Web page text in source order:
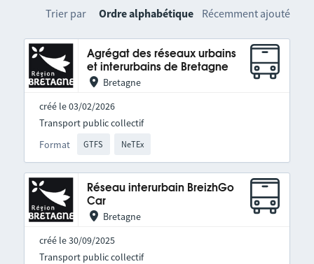
Trier par Ordre alphabétique Récemment ajouté
Agrégat des réseaux urbains
et interurbains de Bretagne
Bretagne
créé le 03/02/2026
Format GTFS NeTEx
Transport public collectif
Réseau interurbain BreizhGo
Car
Bretagne
créé le 30/09/2025
Transport public collectif